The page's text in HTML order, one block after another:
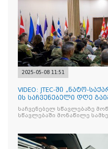
2025-05-08 11:51
VIDEO: JTEC-ში „ნატო-
ის საჩვენებელი დღე
საჩვენებელ სწავლებაზე
სწავლებაში მონაწილე